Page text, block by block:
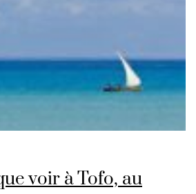
voir à Tofo, au